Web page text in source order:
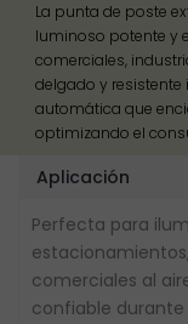
La punta de poste
luminoso potente y
comerciales,
delgado y resistente
automática que
optimizando el
Aplicación
Perfecta para
comerciales al
confiable